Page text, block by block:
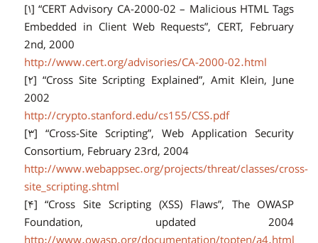
[۱] “CERT Advisory CA-2000-02 – Malicious HTML Tags
Embedded in Client Web Requests”, CERT, February
2nd, 2000
http://www.cert.org/advisories/CA-2000-02.html
[۲] “Cross Site Scripting Explained”, Amit Klein, June
2002
http://crypto.stanford.edu/cs155/CSS.pdf
[۳] “Cross-Site Scripting”, Web Application Security
Consortium, February 23rd, 2004
http://www.webappsec.org/projects/threat/classes/cross-
site_scripting.shtml
[۴] “Cross Site Scripting (XSS) Flaws”, The OWASP
Foundation, updated 2004